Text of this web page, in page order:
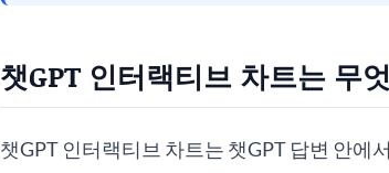
챗GPT 인터랙티브 차트는 무
챗GPT 인터랙티브 차트는 챗GPT 답변 안에